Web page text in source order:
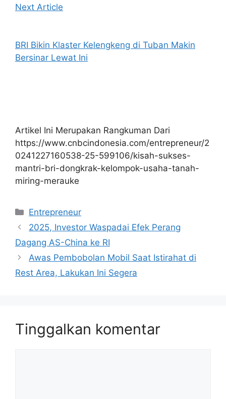
Next Article
BRI Bikin Klaster Kelengkeng di Tuban Makin
Bersinar Lewat Ini
Artikel Ini Merupakan Rangkuman Dari
https://www.cnbcindonesia.com/entrepreneur/2
0241227160538-25-599106/kisah-sukses-
mantri-bri-dongkrak-kelompok-usaha-tanah-
miring-merauke
Kategori
Entrepreneur
2025, Investor Waspadai Efek Perang
Dagang AS-China ke RI
Awas Pembobolan Mobil Saat Istirahat di
Rest Area, Lakukan Ini Segera
Tinggalkan komentar